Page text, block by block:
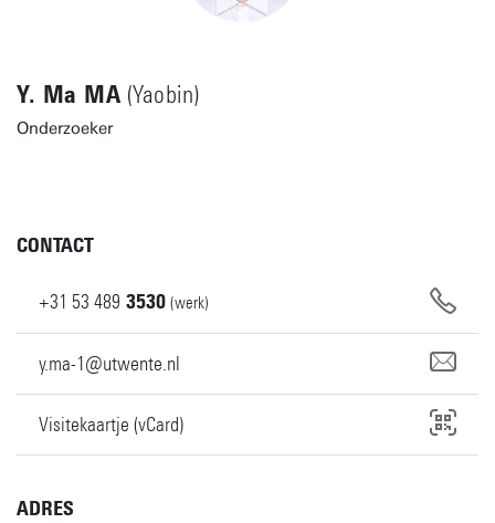
Y. Ma MA (Yaobin)
Onderzoeker
CONTACT
+31 53 489 3530 (werk)
y.ma-1@utwente.nl
Visitekaartje (vCard)
ADRES